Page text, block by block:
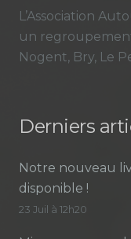
L’Association
un
Nogent, Bry, Le
Derniers
Notre nouveau
disponible !
23 Juil à 12h20